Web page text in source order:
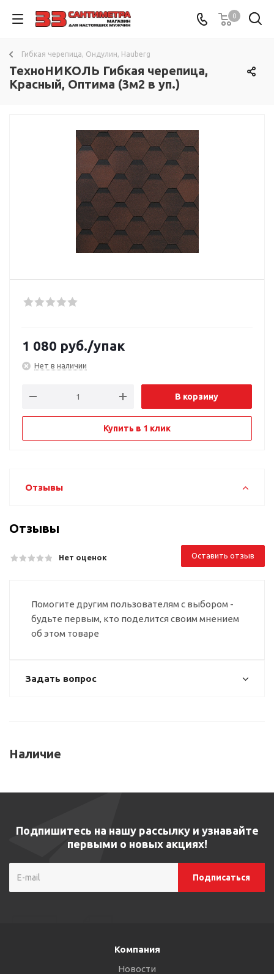
0
Гибкая черепица, Ондулин, Hauberg
ТехноНИКОЛЬ Гибкая черепица,
Красный, Оптима (3м2 в уп.)
1 080 руб./упак
Нет в наличии
В корзину
Купить в 1 клик
Отзывы
Отзывы
Нет оценок Оставить отзыв
Помогите другим пользователям с выбором -
будьте первым, кто поделится своим мнением
об этом товаре
Задать вопрос
Наличие
Подпишитесь на нашу рассылку и узнавайте
первыми о новых акциях!
Компания
Новости